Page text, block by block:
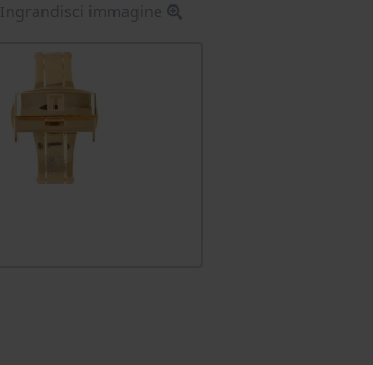
Ingrandisci immagine